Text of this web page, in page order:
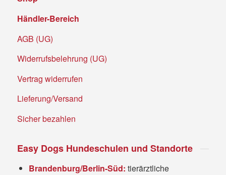
Händler-Bereich
AGB (UG)
Widerrufsbelehrung (UG)
Vertrag widerrufen
Lieferung/Versand
Sicher bezahlen
Easy Dogs Hundeschulen und Standorte
Brandenburg/Berlin-Süd: tierärztliche